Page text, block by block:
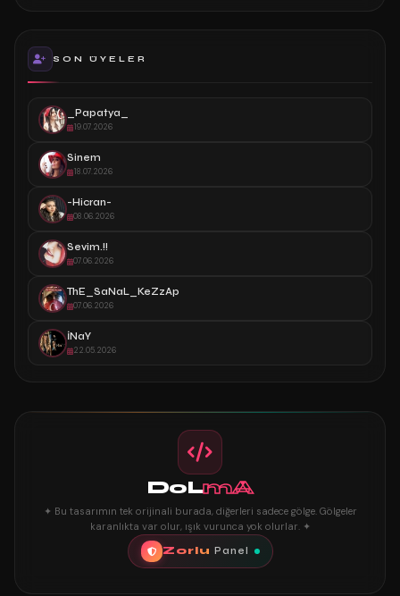
SON ÜYELER
_Papatya_
19.07.2026
Sinem
18.07.2026
-Hicran-
08.06.2026
Sevim.!!
07.06.2026
ThE_SaNaL_KeZzAp
07.06.2026
İNaY
22.05.2026
DoLmA
✦ Bu tasarımın tek orijinali burada, diğerleri sadece gölge. Gölgeler
karanlıkta var olur, ışık vurunca yok olurlar. ✦
Zorlu Panel